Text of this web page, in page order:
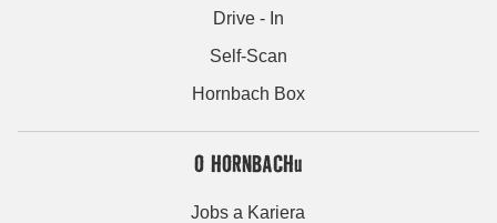
Drive - In
Self-Scan
Hornbach Box
O HORNBACHu
Jobs a Kariera